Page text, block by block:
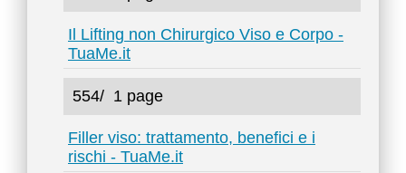
Il Lifting non Chirurgico Viso e Corpo -
TuaMe.it
554/ 1 page
Filler viso: trattamento, benefici e i
rischi - TuaMe.it